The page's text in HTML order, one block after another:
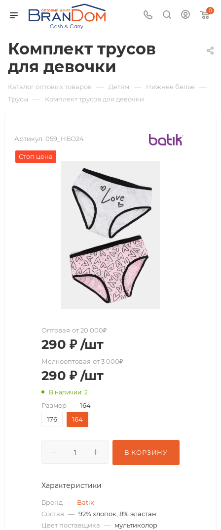
0
Комплект трусов
для девочки
Каталог оптовых товаров — Детям — Нижнее белье —
Трусы — Комплект трусов для девочки
Артикул: 059_НБО24
Стоп цена
Оптовая от 20 000₽
290 ₽ /шт
Мелкооптовая от 3 000₽
290 ₽ /шт
В наличии: 2
Размер — 164
176
164
В КОРЗИНУ
Характеристики
Бренд — Batik
Состав — 92% хлопок, 8% эластан
Цвет поставщика — мультиколор